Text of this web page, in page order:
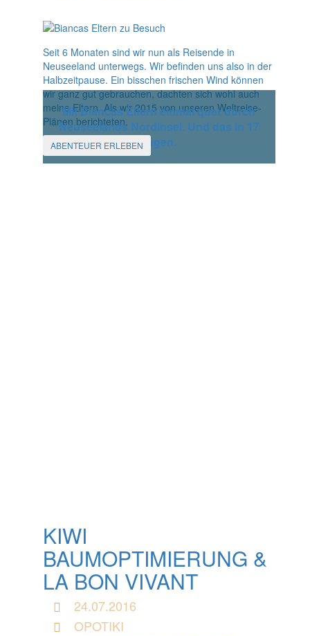
Mit Biancas Eltern einmal quer durch
Neuseelands Nordinsel. Und das in 17
Tagen.
Seit 6 Monaten sind wir nun als Reisende in
Neuseeland unterwegs. Wir befinden uns also in der
Halbzeitpause. Ein bisschen frischen Wind können
wir ganz gut gebrauchen, dachten sich wohl auch
meine Eltern. Als wir 2015 von unseren Weltreise-
Plänen berichteten,
ABENTEUER ERLEBEN
KIWI
BAUMOPTIMIERUNG &
LA BON VIVANT
24.07.2016
OPOTIKI